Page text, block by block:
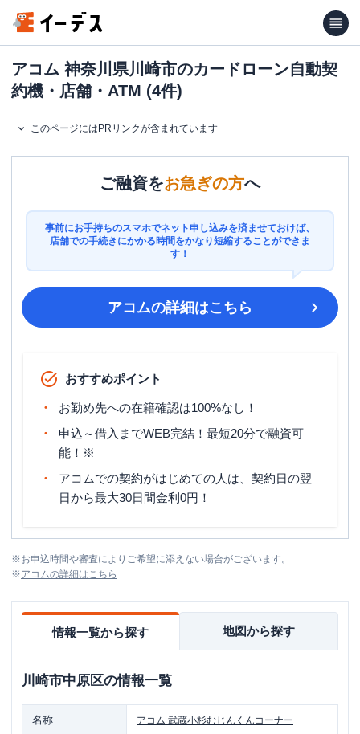
アコム 神奈川県川崎市のカードローン自動契
約機・店舗・ATM (4件)
このページにはPRリンクが含まれています
ご融資をお急ぎの方へ
事前にお手持ちのスマホでネット申し込みを済ませておけば、
店舗での手続きにかかる時間をかなり短縮することができま
す！
アコムの詳細はこちら
おすすめポイント
お勤め先への在籍確認は100%なし！
申込～借入までWEB完結！最短20分で融資可
能！※
アコムでの契約がはじめての人は、契約日の翌
日から最大30日間金利0円！
※お申込時間や審査によりご希望に添えない場合がございます。
※アコムの詳細はこちら
情報一覧から探す 地図から探す
川崎市中原区の情報一覧
名称 アコム 武蔵小杉むじんくんコーナー